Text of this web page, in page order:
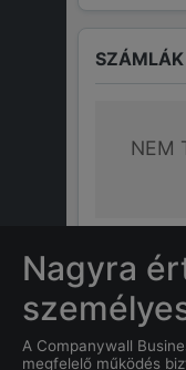
NEM
Nagyra
A Companywall
megfelelő működés